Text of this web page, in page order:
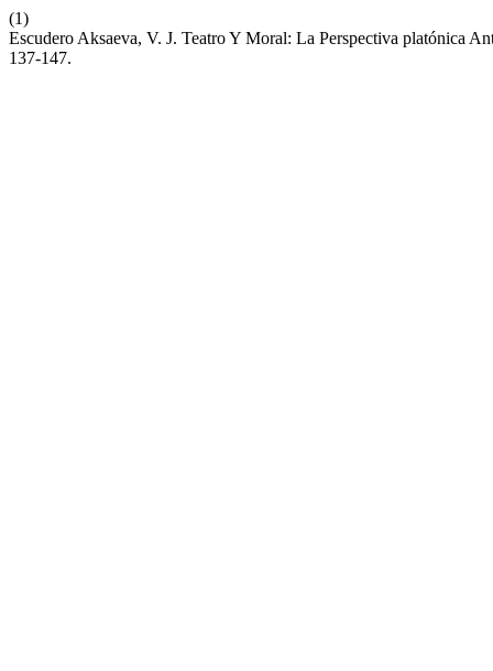
(1)
Escudero Aksaeva, V. J. Teatro Y Moral: La Perspectiva platónica
137-147.